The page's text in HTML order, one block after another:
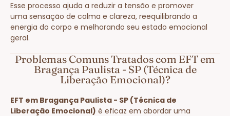
Esse processo ajuda a reduzir a tensão e promover
uma sensação de calma e clareza, reequilibrando a
energia do corpo e melhorando seu estado emocional
geral.
Problemas Comuns Tratados com EFT em
Bragança Paulista - SP (Técnica de
Liberação Emocional)?
EFT em Bragança Paulista - SP (Técnica de
Liberação Emocional) é eficaz em abordar uma